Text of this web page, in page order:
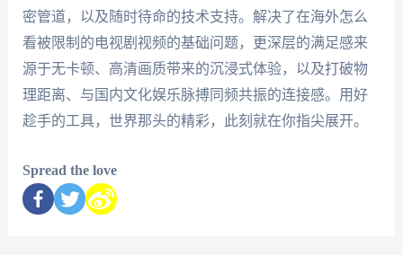
密管道，以及随时待命的技术支持。解决了在海外怎么
看被限制的电视剧视频的基础问题，更深层的满足感来
源于无卡顿、高清画质带来的沉浸式体验，以及打破物
理距离、与国内文化娱乐脉搏同频共振的连接感。用好
趁手的工具，世界那头的精彩，此刻就在你指尖展开。
Spread the love